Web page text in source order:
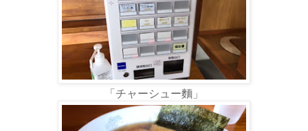
「チャーシュー麵」